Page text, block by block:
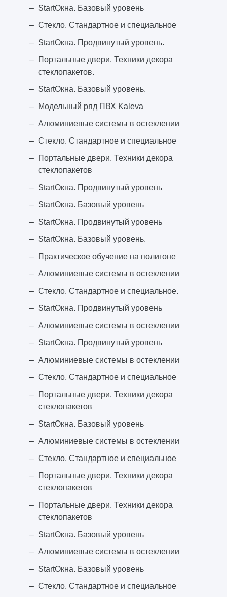
StartОкна. Базовый уровень
Стекло. Стандартное и специальное
StartОкна. Продвинутый уровень.
Портальные двери. Техники декора
стеклопакетов.
StartОкна. Базовый уровень.
Модельный ряд ПВХ Kaleva
Алюминиевые системы в остеклении
Стекло. Стандартное и специальное
Портальные двери. Техники декора
стеклопакетов
StartОкна. Продвинутый уровень
StartОкна. Базовый уровень
StartОкна. Продвинутый уровень
StartОкна. Базовый уровень.
Практическое обучение на полигоне
Алюминиевые системы в остеклении
Стекло. Стандартное и специальное.
StartОкна. Продвинутый уровень
Алюминиевые системы в остеклении
StartОкна. Продвинутый уровень
Алюминиевые системы в остеклении
Стекло. Стандартное и специальное
Портальные двери. Техники декора
стеклопакетов
StartОкна. Базовый уровень
Алюминиевые системы в остеклении
Стекло. Стандартное и специальное
Портальные двери. Техники декора
стеклопакетов
Портальные двери. Техники декора
стеклопакетов
StartОкна. Базовый уровень
Алюминиевые системы в остеклении
StartОкна. Базовый уровень
Стекло. Стандартное и специальное